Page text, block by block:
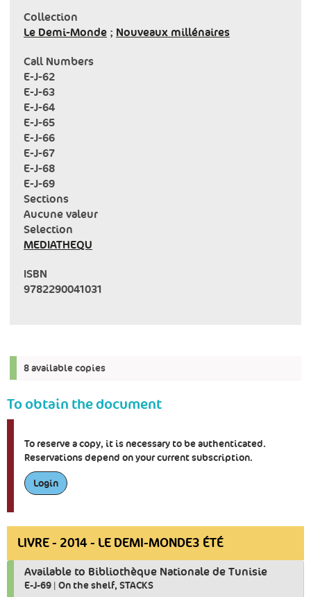
Collection
Le Demi-Monde ; Nouveaux millénaires
Call Numbers
E-J-62
E-J-63
E-J-64
E-J-65
E-J-66
E-J-67
E-J-68
E-J-69
Sections
Aucune valeur
Selection
MEDIATHEQU
ISBN
9782290041031
8 available copies
To obtain the document
To reserve a copy, it is necessary to be authenticated.
Reservations depend on your current subscription.
Login
LIVRE - 2014 - LE DEMI-MONDE3 ÉTÉ
Available to Bibliothèque Nationale de Tunisie
E-J-69 | On the shelf, STACKS